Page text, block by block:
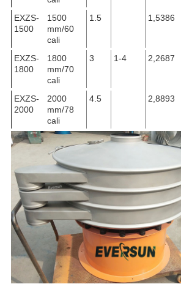
EXZS-
1500
1500
mm/60
cali
1.5 1,5386
EXZS-
1800
1800
mm/70
cali
3 1-4 2,2687
EXZS-
2000
2000
mm/78
cali
4.5 2,8893